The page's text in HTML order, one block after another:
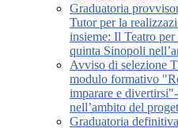
Graduatoria
Tutor per la
insieme: Il Teatro
quinta Sinopoli
Avviso di selezione
modulo formativo
imparare e
nell’ambito del
Graduatoria